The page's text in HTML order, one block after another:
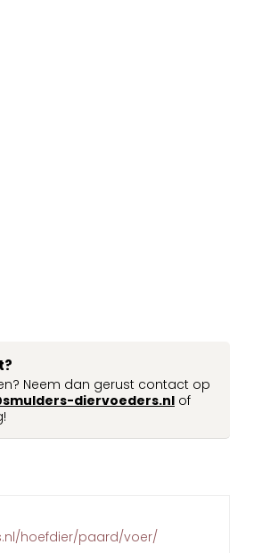
Neem dan gerust contact op
diervoeders.nl of
hoefdier/paard/voer/